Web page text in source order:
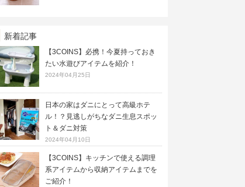
新着記事
【3COINS】必携！今夏持っておき
たい水遊びアイテムを紹介！
2024年04月25日
日本の家はダニにとって高級ホテ
ル！？見逃しがちなダニ生息スポッ
ト＆ダニ対策
2024年04月10日
【3COINS】キッチンで使える調理
系アイテムから収納アイテムまでを
ご紹介！